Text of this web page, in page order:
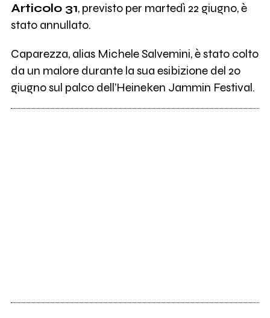
Articolo 31, previsto per martedì 22 giugno, è
stato annullato.
Caparezza, alias Michele Salvemini, è stato colto
da un malore durante la sua esibizione del 20
giugno sul palco dell’Heineken Jammin Festival.